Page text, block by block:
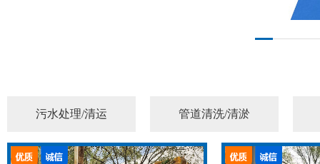
污水处理/清运 管道清洗/清淤